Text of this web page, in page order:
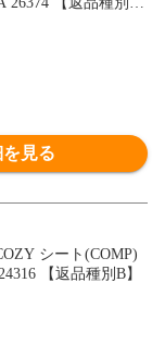
見る
シート(COMP)
【返品種別B】